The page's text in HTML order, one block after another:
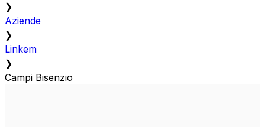
❯
Aziende
❯
Linkem
❯
Campi Bisenzio